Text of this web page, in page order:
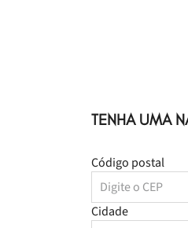
TENHA UMA
Código postal
Cidade